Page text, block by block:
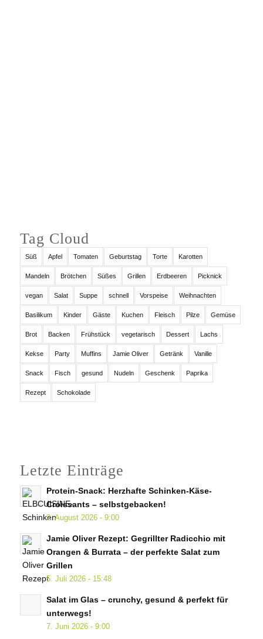
Tag Cloud
Süß Apfel Tomaten Geburtstag Torte Karotten
Mandeln Brötchen Süßes Grillen Erdbeeren Picknick
vegan Salat Suppe schnell Vorspeise Weihnachten
Basilikum Kinder Gäste Kuchen Fleisch Pilze Gemüse
Brot Backen Frühstück vegetarisch Dessert Lachs
Kekse Party Muffins Jamie Oliver Getränk Vanille
Snack Fisch gesund Nudeln Geschenk Paprika
Rezept Schokolade
Letzte Einträge
Protein-Snack: Herzhafte Schinken-Käse-
Croissants – selbstgebacken!
2. August 2026 - 9:00
Jamie Oliver Rezept: Gegrillter Radicchio mit
Orangen & Burrata – der perfekte Salat zum
Grillen
5. Juli 2026 - 15:48
Salat im Glas – crunchy, gesund & perfekt für
unterwegs!
7. Juni 2026 - 9:00